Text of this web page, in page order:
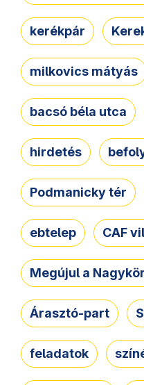
kerékpár
milkovics mátyás
bacsó béla utca
hirdetés
Podmanicky tér
ebtelep CAF
Megújul a
Árasztó-part
feladatok